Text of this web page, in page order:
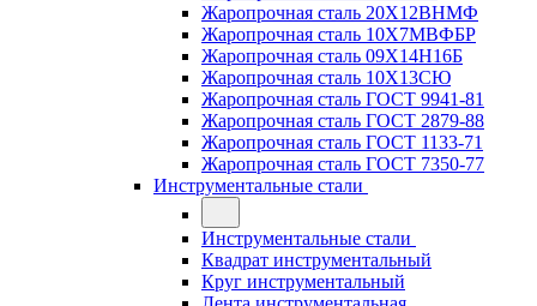
Жаропрочная сталь 20Х12ВНМФ
Жаропрочная сталь 10Х7МВФБР
Жаропрочная сталь 09Х14Н16Б
Жаропрочная сталь 10Х13СЮ
Жаропрочная сталь ГОСТ 9941-81
Жаропрочная сталь ГОСТ 2879-88
Жаропрочная сталь ГОСТ 1133-71
Жаропрочная сталь ГОСТ 7350-77
Инструментальные стали
Инструментальные стали
Квадрат инструментальный
Круг инструментальный